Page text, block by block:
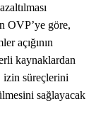
OVP’ye göre,
açığının
kaynaklardan
izin süreçlerini
sağlayacak